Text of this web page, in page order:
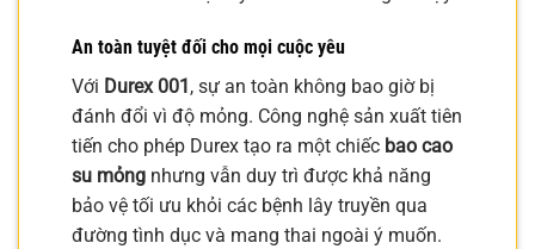
An toàn tuyệt đối cho mọi cuộc yêu
Với Durex 001 , sự an toàn không bao giờ bị
đánh đổi vì độ mỏng. Công nghệ sản xuất tiên
tiến cho phép Durex tạo ra một chiếc bao cao
su mỏng nhưng vẫn duy trì được khả năng
bảo vệ tối ưu khỏi các bệnh lây truyền qua
đường tình dục và mang thai ngoài ý muốn.